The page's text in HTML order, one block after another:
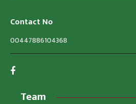
Contact No
00447886104368
Team